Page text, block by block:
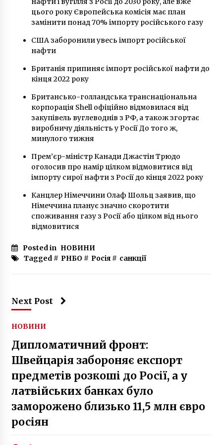
8 років ago
цього року Європейська комісія має план
замінити понад 70% імпорту російського газу
США заборонили увесь імпорт російської
нафти
Британія припиняє імпорт російської нафти до
кінця 2022 року
Британсько-голландська транснаціональна
корпорація Shell офіційно відмовилася від
закупівель вуглеводнів з РФ, а також згортає
виробничу діяльність у Росії До того ж,
минулого тижня
Прем’єр-міністр Канади Джастін Трюдо
оголосив про намір цілком відмовитися від
імпорту сирої нафти з Росії до кінця 2022 року
Канцлер Німеччини Олаф Шольц заявив, що
Німеччина планує значно скоротити
споживання газу з Росії або цілком від нього
відмовитися
Posted in НОВИНИ
Tagged # РНБО# Росія# санкції
Next Post
НОВИНИ
Дипломатичний фронт:
Швейцарія забороняє експорт
предметів розкоші до Росії, а у
латвійських банках було
заморожено близько 11,5 млн євро
росіян